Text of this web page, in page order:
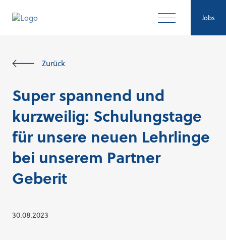
Jobs
Zurück
Super spannend und
kurzweilig: Schulungstage
für unsere neuen Lehrlinge
bei unserem Partner
Geberit
30.08.2023